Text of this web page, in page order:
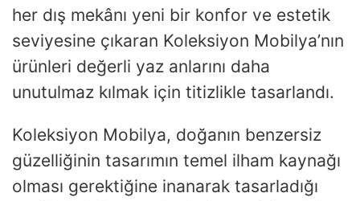
her dış mekânı yeni bir konfor ve estetik
seviyesine çıkaran Koleksiyon Mobilya’nın
ürünleri değerli yaz anlarını daha
unutulmaz kılmak için titizlikle tasarlandı.
Koleksiyon Mobilya, doğanın benzersiz
güzelliğinin tasarımın temel ilham kaynağı
olması gerektiğine inanarak tasarladığı